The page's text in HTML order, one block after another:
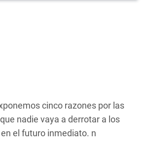
cinco razones por las
nadie vaya a derrotar a los
el futuro inmediato. n